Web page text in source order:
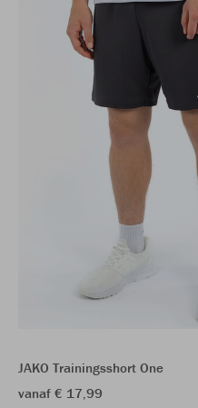
JAKO Trainingsshort One
vanaf € 17,99